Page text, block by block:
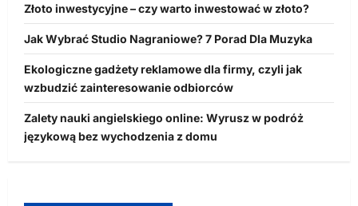
Złoto inwestycyjne – czy warto inwestować w złoto?
Jak Wybrać Studio Nagraniowe? 7 Porad Dla Muzyka
Ekologiczne gadżety reklamowe dla firmy, czyli jak
wzbudzić zainteresowanie odbiorców
Zalety nauki angielskiego online: Wyrusz w podróż
językową bez wychodzenia z domu